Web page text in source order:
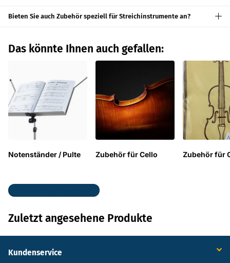
Bieten Sie auch Zubehör speziell für Streichinstrumente an?
Das könnte Ihnen auch gefallen:
Notenständer / Pulte Zubehör für Cello Zubehör für
Sortiment durchstöbern
Zuletzt angesehene Produkte
Kundenservice